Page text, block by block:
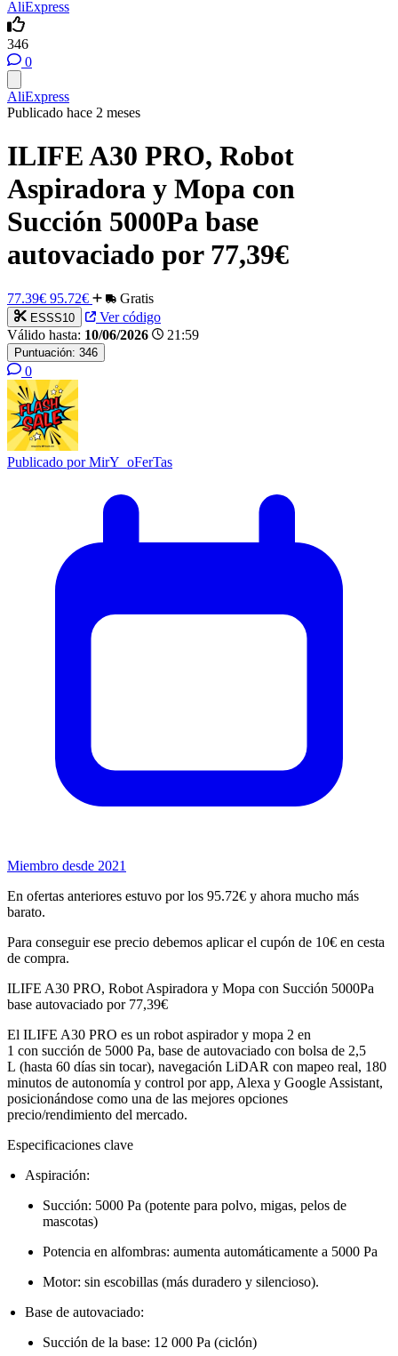
AliExpress
346
0
AliExpress
Publicado hace 2 meses
ILIFE A30 PRO, Robot
Aspiradora y Mopa con
Succión 5000Pa base
autovaciado por 77,39€
77.39€ 95.72€ Gratis
ESSS10
Ver código
Válido hasta: 10/06/2026 21:59
Puntuación: 346
0
Publicado porMirY_oFerTas
Miembro desde 2021
En ofertas anteriores estuvo por los 95.72€ y ahora mucho más
barato.
Para conseguir ese precio debemos aplicar el cupón de 10€ en cesta
de compra.
ILIFE A30 PRO, Robot Aspiradora y Mopa con Succión 5000Pa
base autovaciado por 77,39€
El ILIFE A30 PRO es un robot aspirador y mopa 2 en
1 con succión de 5000 Pa, base de autovaciado con bolsa de 2,5
L (hasta 60 días sin tocar), navegación LiDAR con mapeo real, 180
minutos de autonomía y control por app, Alexa y Google Assistant,
posicionándose como una de las mejores opciones
precio/rendimiento del mercado.
Especificaciones clave
Aspiración:
Succión: 5000 Pa (potente para polvo, migas, pelos de
mascotas)
Potencia en alfombras: aumenta automáticamente a 5000 Pa
Motor: sin escobillas (más duradero y silencioso).
Base de autovaciado:
Succión de la base: 12 000 Pa (ciclón)